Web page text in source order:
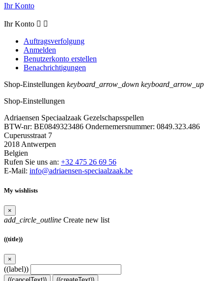
Ihr Konto
Ihr Konto  
Auftragsverfolgung
Anmelden
Benutzerkonto erstellen
Benachrichtigungen
Shop-Einstellungen keyboard_arrow_down keyboard_arrow_up
Shop-Einstellungen
Adriaensen Speciaalzaak Gezelschapsspellen
BTW-nr: BE0849323486 Ondernemersnummer: 0849.323.486
Cuperusstraat 7
2018 Antwerpen
Belgien
Rufen Sie uns an: +32 475 26 69 56
E-Mail: info@adriaensen-speciaalzaak.be
My wishlists
×
add_circle_outline Create new list
((title))
×
((label))